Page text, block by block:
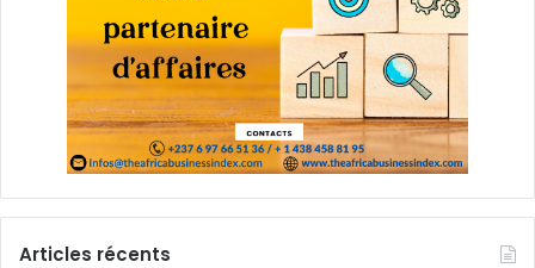
Articles récents